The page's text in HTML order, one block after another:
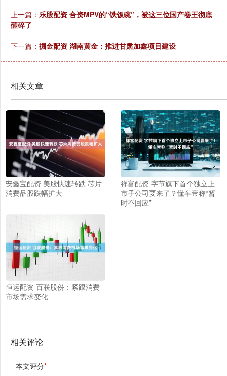
上一篇： 乐股配资 合资MPV的“铁饭碗”，被这三位国产卷王彻底
砸碎了
下一篇： 掘金配资 湖南黄金：推进甘肃加鑫项目建设
相关文章
安鑫宝配资 美股快速转跌 芯片
消费品股跌幅扩大
祥富配资 字节旗下首个独立上
市子公司要来了？懂车帝称“暂
时不回应”
恒运配资 百联股份：紧跟消费
市场需求变化
相关评论
本文评分*